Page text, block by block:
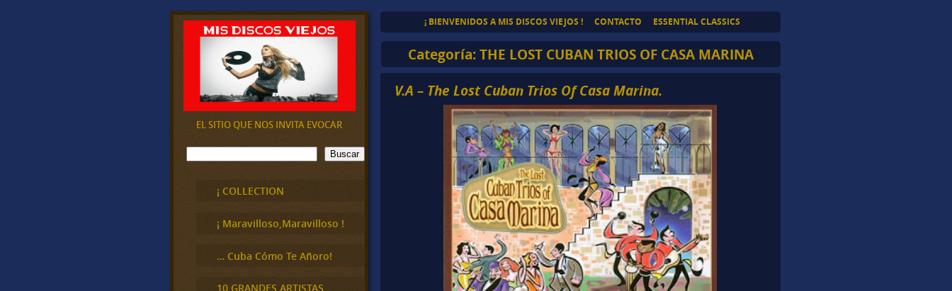
¡ BIENVENIDOS A MIS DISCOS VIEJOS ! CONTACTO ESSENTIAL CLASSICS
Categoría:THE LOST CUBAN TRIOS OF CASA MARINA
V.A – The Lost Cuban Trios Of Casa Marina.
EL SITIO QUE NOS INVITA EVOCAR
B
u
Buscar
¡ COLLECTION
¡ Maravilloso,Maravilloso !
… Cuba Cómo Te Añoro!
10 GRANDES ARTISTAS